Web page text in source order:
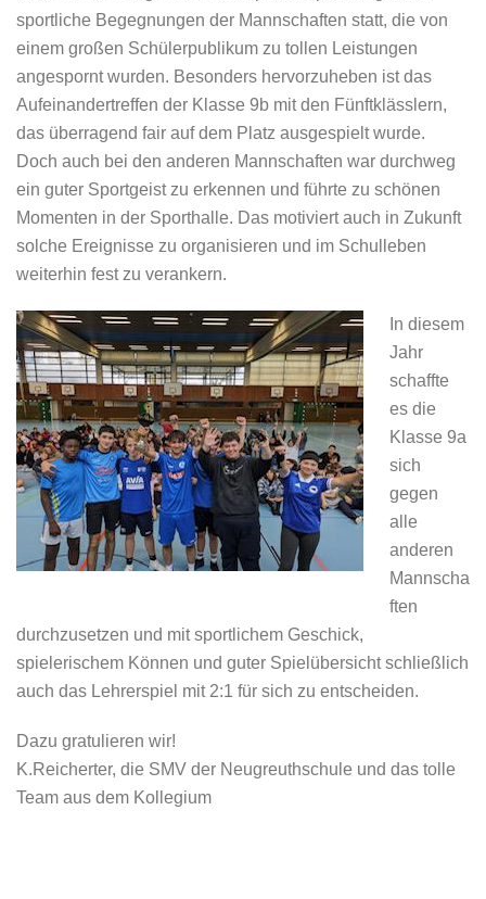
sportliche Begegnungen der Mannschaften statt, die von
einem großen Schülerpublikum zu tollen Leistungen
angespornt wurden. Besonders hervorzuheben ist das
Aufeinandertreffen der Klasse 9b mit den Fünftklässlern,
das überragend fair auf dem Platz ausgespielt wurde.
Doch auch bei den anderen Mannschaften war durchweg
ein guter Sportgeist zu erkennen und führte zu schönen
Momenten in der Sporthalle. Das motiviert auch in Zukunft
solche Ereignisse zu organisieren und im Schulleben
weiterhin fest zu verankern.
In diesem
Jahr
schaffte
es die
Klasse 9a
sich
gegen
alle
anderen
Mannscha
ften
durchzusetzen und mit sportlichem Geschick,
spielerischem Können und guter Spielübersicht schließlich
auch das Lehrerspiel mit 2:1 für sich zu entscheiden.
Dazu gratulieren wir!
K.Reicherter, die SMV der Neugreuthschule und das tolle
Team aus dem Kollegium